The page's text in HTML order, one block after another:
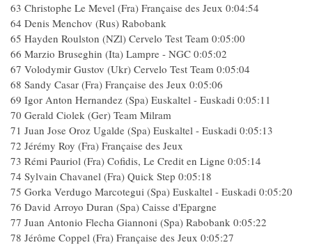
63 Christophe Le Mevel (Fra) Française des Jeux 0:04:54
64 Denis Menchov (Rus) Rabobank
65 Hayden Roulston (NZl) Cervelo Test Team 0:05:00
66 Marzio Bruseghin (Ita) Lampre - NGC 0:05:02
67 Volodymir Gustov (Ukr) Cervelo Test Team 0:05:04
68 Sandy Casar (Fra) Française des Jeux 0:05:06
69 Igor Anton Hernandez (Spa) Euskaltel - Euskadi 0:05:11
70 Gerald Ciolek (Ger) Team Milram
71 Juan Jose Oroz Ugalde (Spa) Euskaltel - Euskadi 0:05:13
72 Jérémy Roy (Fra) Française des Jeux
73 Rémi Pauriol (Fra) Cofidis, Le Credit en Ligne 0:05:14
74 Sylvain Chavanel (Fra) Quick Step 0:05:18
75 Gorka Verdugo Marcotegui (Spa) Euskaltel - Euskadi 0:05:20
76 David Arroyo Duran (Spa) Caisse d'Epargne
77 Juan Antonio Flecha Giannoni (Spa) Rabobank 0:05:22
78 Jérôme Coppel (Fra) Française des Jeux 0:05:27